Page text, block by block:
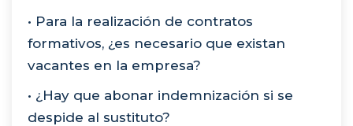
• Para la realización de contratos
formativos, ¿es necesario que existan
vacantes en la empresa?
• ¿Hay que abonar indemnización si se
despide al sustituto?